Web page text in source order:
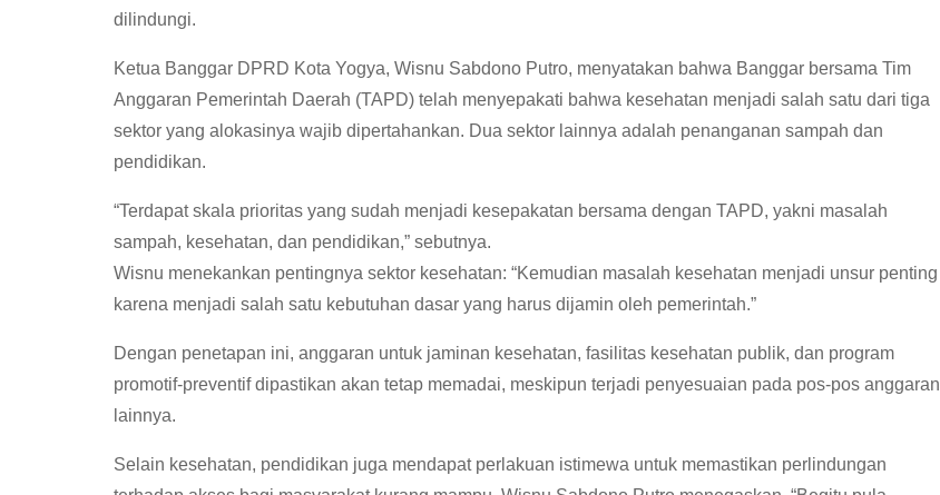
dilindungi.
Ketua Banggar DPRD Kota Yogya, Wisnu Sabdono Putro, menyatakan bahwa Banggar bersama Tim
Anggaran Pemerintah Daerah (TAPD) telah menyepakati bahwa kesehatan menjadi salah satu dari tiga
sektor yang alokasinya wajib dipertahankan. Dua sektor lainnya adalah penanganan sampah dan
pendidikan.
“Terdapat skala prioritas yang sudah menjadi kesepakatan bersama dengan TAPD, yakni masalah
sampah, kesehatan, dan pendidikan,” sebutnya.
Wisnu menekankan pentingnya sektor kesehatan: “Kemudian masalah kesehatan menjadi unsur penting
karena menjadi salah satu kebutuhan dasar yang harus dijamin oleh pemerintah.”
Dengan penetapan ini, anggaran untuk jaminan kesehatan, fasilitas kesehatan publik, dan program
promotif-preventif dipastikan akan tetap memadai, meskipun terjadi penyesuaian pada pos-pos anggaran
lainnya.
Selain kesehatan, pendidikan juga mendapat perlakuan istimewa untuk memastikan perlindungan